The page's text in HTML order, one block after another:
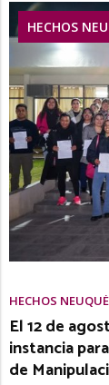
HECHOS
HECHOS
El 12 de
instancia
de